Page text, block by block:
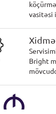
vasitəsi
Bright
M